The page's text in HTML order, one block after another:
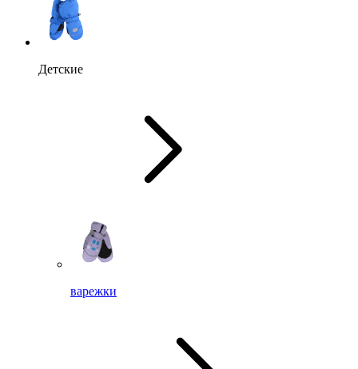
Детские
варежки